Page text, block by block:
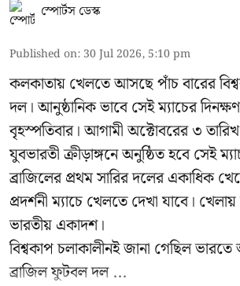
স্পোর্টস ডেস্ক
Published on: 30 Jul 2026, 5:10 pm
কলকাতায় খেলতে আসছে পাঁচ বারের
দল। আনুষ্ঠানিক ভাবে সেই ম্যাচের
বৃহস্পতিবার। আগামী অক্টোবরের ৩
যুবভারতী ক্রীড়াঙ্গনে অনুষ্ঠিত হবে সেই
ব্রাজিলের প্রথম সারির দলের একাধিক
প্রদর্শনী ম্যাচে খেলতে দেখা যাবে।
ভারতীয় একাদশ।
বিশ্বকাপ চলাকালীনই জানা গেছিল
ব্রাজিল ফুটবল দল ...